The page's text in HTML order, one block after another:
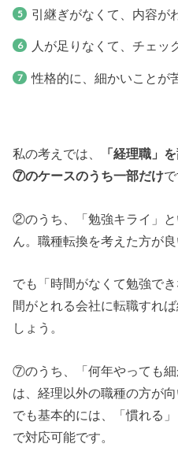
引継ぎがなくて、内容が
人が足りなくて、チェッ
性格的に、細かいことが
私の考えでは、
「経理職」
⑦のケースのうち一部だけで
②のうち、「勉強キライ」
ん。職種転換を考えた方が良
でも「時間がなくて勉強で
間がとれる会社に転職すれ
しょう。
⑦のうち、「何年やっても
は、経理以外の職種の方が
でも基本的には、「慣れる
で対応可能です。